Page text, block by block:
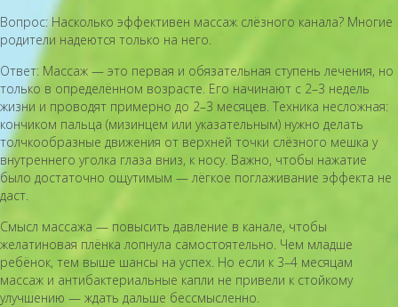
Вопрос: Насколько эффективен массаж слёзного канала? Многие
родители надеются только на него.
Ответ: Массаж — это первая и обязательная ступень лечения, но
только в определённом возрасте. Его начинают с 2–3 недель
жизни и проводят примерно до 2–3 месяцев. Техника несложная:
кончиком пальца (мизинцем или указательным) нужно делать
толчкообразные движения от верхней точки слёзного мешка у
внутреннего уголка глаза вниз, к носу. Важно, чтобы нажатие
было достаточно ощутимым — лёгкое поглаживание эффекта не
даст.
Смысл массажа — повысить давление в канале, чтобы
желатиновая плёнка лопнула самостоятельно. Чем младше
ребёнок, тем выше шансы на успех. Но если к 3–4 месяцам
массаж и антибактериальные капли не привели к стойкому
улучшению — ждать дальше бессмысленно.